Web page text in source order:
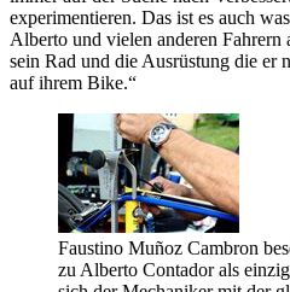
experimentieren. Das ist es auch
Alberto und vielen anderen Fahrern
sein Rad und die Ausrüstung die er
auf ihrem Bike.“
Faustino Muñoz Cambron
zu Alberto Contador als